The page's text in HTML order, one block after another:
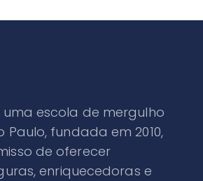
escola de mergulho
Paulo, fundada em 2010,
de oferecer
enriquecedoras e